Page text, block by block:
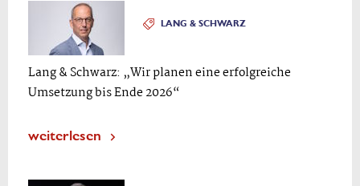
LANG & SCHWARZ
Lang & Schwarz: „Wir planen eine erfolgreiche
Umsetzung bis Ende 2026“
weiterlesen